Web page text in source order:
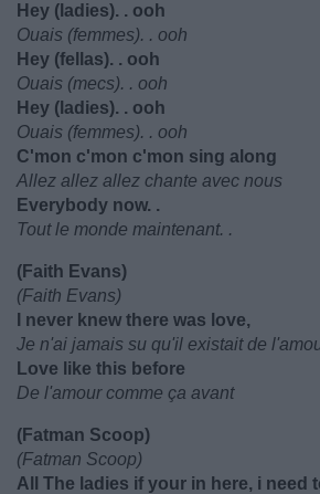
Hey (ladies). . ooh
Ouais (femmes). . ooh
Hey (fellas). . ooh
Ouais (mecs). . ooh
Hey (ladies). . ooh
Ouais (femmes). . ooh
C'mon c'mon c'mon sing along
Allez allez allez chante avec nous
Everybody now. .
Tout le monde maintenant. .
(Faith Evans)
(Faith Evans)
I never knew there was love,
Je n'ai jamais su qu'il existait de
Love like this before
De l'amour comme ça avant
(Fatman Scoop)
(Fatman Scoop)
All The ladies if your in here, i need